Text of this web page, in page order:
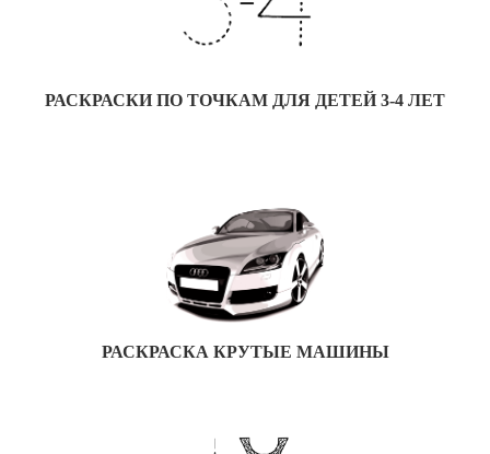
РАСКРАСКИ ПО ТОЧКАМ ДЛЯ ДЕТЕЙ 3-4 ЛЕТ
РАСКРАСКА КРУТЫЕ МАШИНЫ